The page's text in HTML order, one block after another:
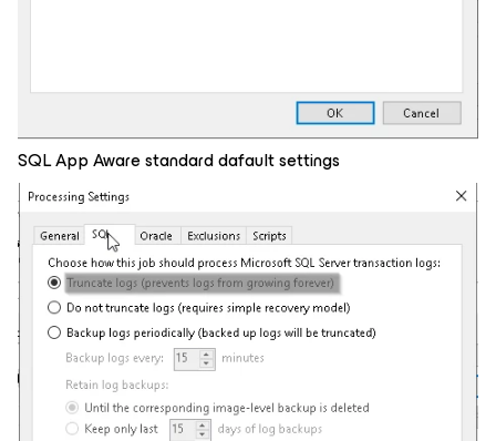
SQL App Aware standard dafault settings